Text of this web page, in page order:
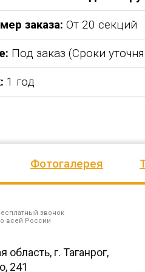
заказа: От 20 секций
Под заказ (Сроки
1 год
Фотогалерея
звонок
всей России
область, г. Таганрог,
241